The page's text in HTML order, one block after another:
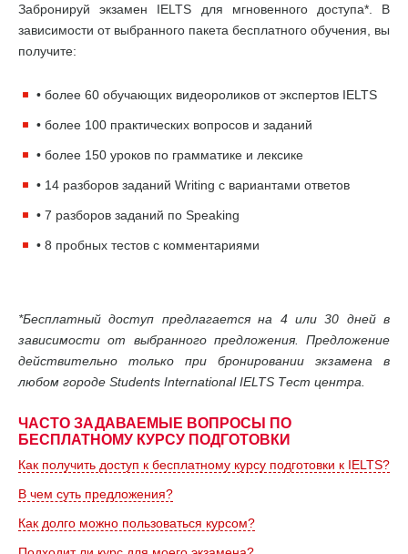
Забронируй экзамен IELTS для мгновенного доступа*. В
зависимости от выбранного пакета бесплатного обучения, вы
получите:
• более 60 обучающих видеороликов от экспертов IELTS
• более 100 практических вопросов и заданий
• более 150 уроков по грамматике и лексике
• 14 разборов заданий Writing с вариантами ответов
• 7 разборов заданий по Speaking
• 8 пробных тестов с комментариями
*Бесплатный доступ предлагается на 4 или 30 дней в
зависимости от выбранного предложения. Предложение
действительно только при бронировании экзамена в
любом городе Students International IELTS Тест центра.
ЧАСТО ЗАДАВАЕМЫЕ ВОПРОСЫ ПО
БЕСПЛАТНОМУ КУРСУ ПОДГОТОВКИ
Как получить доступ к бесплатному курсу подготовки к IELTS?
В чем суть предложения?
Как долго можно пользоваться курсом?